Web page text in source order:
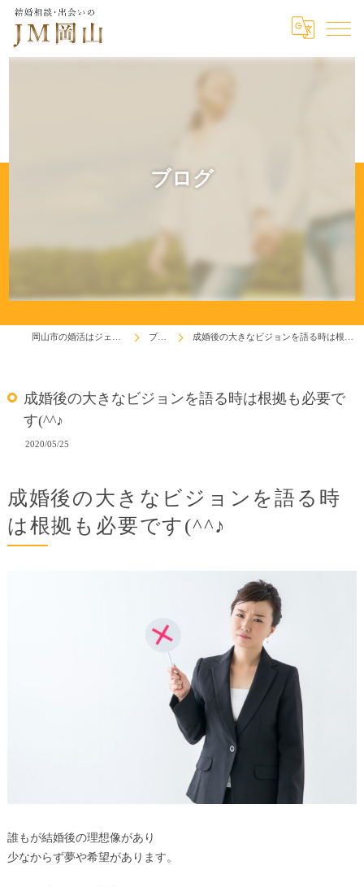
ブログ
ブログ 成婚後の大きなビジョンを語る時は根拠も必要です(^^♪
成婚後の大きなビジョンを語る時は根拠も必要で
す(^^♪
2020/05/25
成婚後の大きなビジョンを語る時
は根拠も必要です(^^♪
誰もが結婚後の理想像があり
少なからず夢や希望があります。